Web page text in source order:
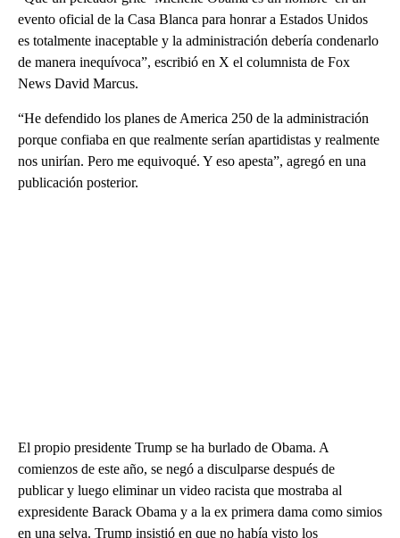
evento oficial de la Casa Blanca para honrar a Estados Unidos
es totalmente inaceptable y la administración debería condenarlo
de manera inequívoca”, escribió en X el columnista de Fox
News David Marcus.
“He defendido los planes de America 250 de la administración
porque confiaba en que realmente serían apartidistas y realmente
nos unirían. Pero me equivoqué. Y eso apesta”, agregó en una
publicación posterior.
El propio presidente Trump se ha burlado de Obama. A
comienzos de este año, se negó a disculparse después de
publicar y luego eliminar un video racista que mostraba al
expresidente Barack Obama y a la ex primera dama como simios
en una selva. Trump insistió en que no había visto los